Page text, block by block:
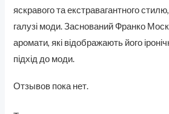
яскравого та екстравагантного
галузі моди. Заснований Франко
аромати, які відображають його
підхід до моди.
Отзывов пока нет.